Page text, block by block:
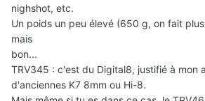
nighshot, etc.
Un poids un peu élevé (650 g, on fait
mais
bon...
TRV345 : c'est du Digital8, justifié à mon
d'anciennes K7 8mm ou Hi-8.